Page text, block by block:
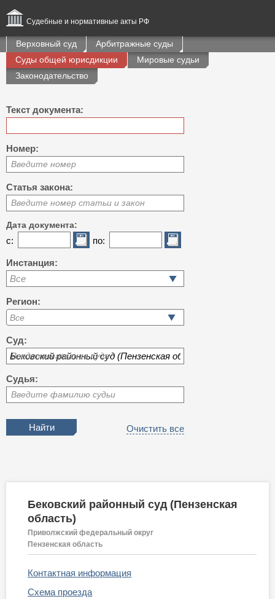
Судебные и нормативные акты РФ
Верховный суд
Арбитражные суды
Суды общей юрисдикции
Мировые судьи
Законодательство
Текст документа:
Номер:
Введите номер
Статья закона:
Введите номер статьи и закон
Дата документа:
с: по:
Инстанция:
Все
Регион:
Суд:
Введите название суда
Судья:
Введите фамилию судьи
Очистить все
Бековский районный суд (Пензенская
область)
Приволжский федеральный округ
Пензенская область
Контактная информация
Схема проезда